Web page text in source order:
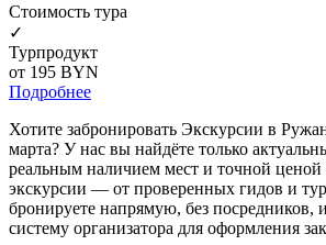
Cтоимость тура
✓
Турпродукт
от 195 BYN
Подробнее
Хотите забронировать Экскурсии в
марта? У нас вы найдёте только
реальным наличием мест и точной
экскурсии — от проверенных гидов и
бронируете напрямую, без посредников,
систему организатора для оформления